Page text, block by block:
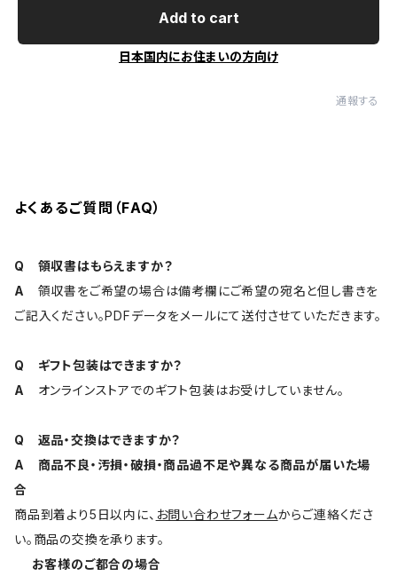
Add to cart
日本国内にお住まいの方向け
通報する
よくあるご質問（FAQ）
Q 領収書はもらえますか？
A
領収書をご希望の場合は備考欄にご希望の宛名と但し書きを
ご記入ください。PDFデータをメールにて送付させていただきます。
Q ギフト包装はできますか？
A
オンラインストアでのギフト包装はお受けしていません。
Q 返品・交換はできますか？
A 商品不良・汚損・破損・商品過不足や異なる商品が届いた場
合
商品到着より5日以内に、 お問い合わせフォームからご連絡くださ
い。商品の交換を承ります。
お客様のご都合の場合